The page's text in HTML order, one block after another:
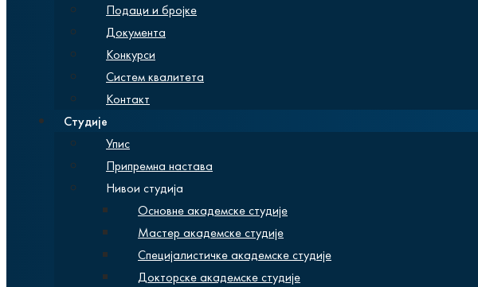
Подаци и бројке
Документа
Конкурси
Систем квалитета
Контакт
Студије
Упис
Припремна настава
Нивои студија
Основне академске студије
Мастер академске студије
Специјалистичке академске студије
Докторске академске студије